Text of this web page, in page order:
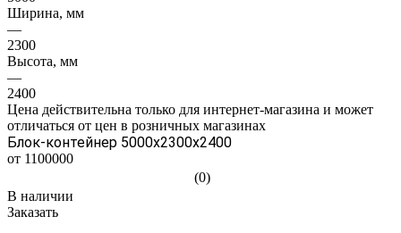
Ширина, мм
—
2300
Высота, мм
—
2400
Цена действительна только для интернет-магазина и может
отличаться от цен в розничных магазинах
Блок-контейнер 5000х2300х2400
от 1100000
(0)
В наличии
Заказать